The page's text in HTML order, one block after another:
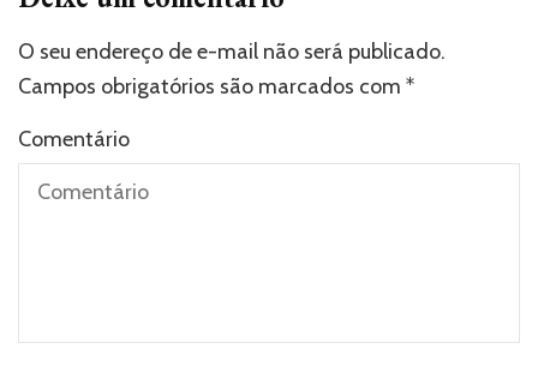
O seu endereço de e-mail não será publicado.
Campos obrigatórios são marcados com *
Comentário